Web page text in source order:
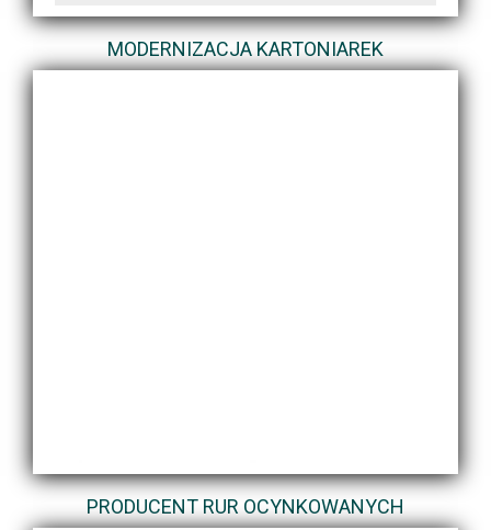
MODERNIZACJA KARTONIAREK
PRODUCENT RUR OCYNKOWANYCH